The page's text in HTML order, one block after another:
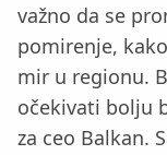
važno da se
pomirenje,
mir u regionu.
očekivati bolju
za ceo Balkan.